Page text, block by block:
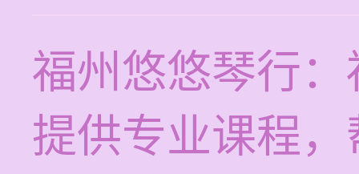
福州悠悠琴行
提供专业课程